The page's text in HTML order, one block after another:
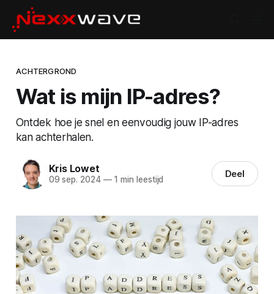
ACHTERGROND
Wat is mijn IP-adres?
Ontdek hoe je snel en eenvoudig jouw IP-adres
kan achterhalen.
Kris Lowet
09 sep. 2024 —1 min leestijd Deel